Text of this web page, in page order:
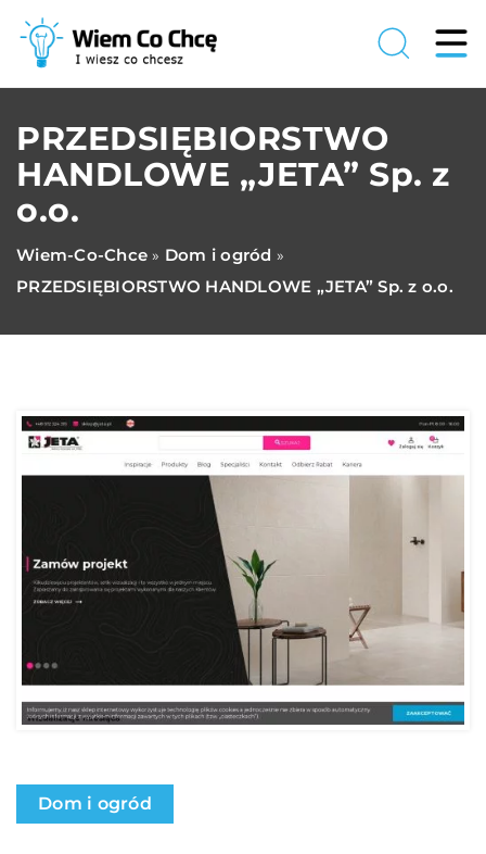
PRZEDSIĘBIORSTWO
HANDLOWE „JETA” Sp. z
o.o.
Wiem-Co-Chce » Dom i ogród »
PRZEDSIĘBIORSTWO HANDLOWE „JETA” Sp. z o.o.
Dom i ogród